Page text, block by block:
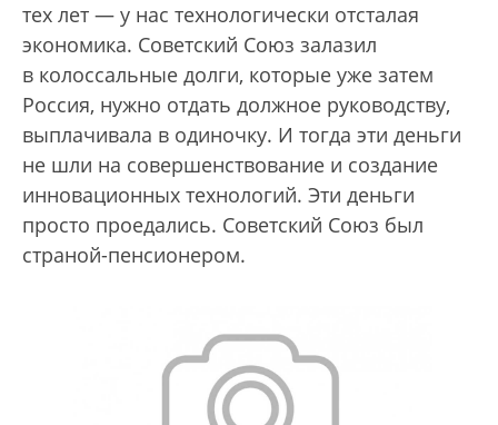
тех лет — у нас технологически отсталая
экономика. Советский Союз залазил
в колоссальные долги, которые уже затем
Россия, нужно отдать должное руководству,
выплачивала в одиночку. И тогда эти деньги
не шли на совершенствование и создание
инновационных технологий. Эти деньги
просто проедались. Советский Союз был
страной-пенсионером.